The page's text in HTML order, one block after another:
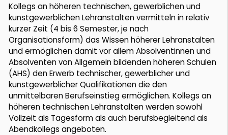
Kollegs an höheren technischen, gewerblichen und
kunstgewerblichen Lehranstalten vermitteln in relativ
kurzer Zeit (4 bis 6 Semester, je nach
Organisationsform) das Wissen höherer Lehranstalten
und ermöglichen damit vor allem Absolventinnen und
Absolventen von Allgemein bildenden höheren Schulen
(AHS) den Erwerb technischer, gewerblicher und
kunstgewerblicher Qualifikationen die den
unmittelbaren Berufseinstieg ermöglichen. Kollegs an
höheren technischen Lehranstalten werden sowohl
Vollzeit als Tagesform als auch berufsbegleitend als
Abendkollegs angeboten.